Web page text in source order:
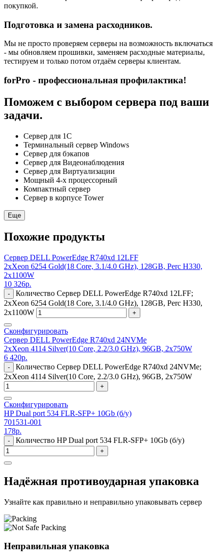
покупкой.
Подготовка и замена расходников.
Мы не просто проверяем серверы на возможность включаться
- мы обновляем прошивки, заменяем расходные материалы,
тестируем и только потом отдаём серверы клиентам.
forPro - профессиональная профилактика!
Поможем с выбором сервера под ваши
задачи.
Сервер для 1С
Терминальный сервер Windows
Сервер для бэкапов
Сервер для Видеонаблюдения
Сервер для Виртуализации
Мощный 4-х процессорный
Компактный сервер
Сервер в корпусе Tower
Еще
Похожие продукты
Сервер DELL PowerEdge R740xd 12LFF
2xXeon 6254 Gold(18 Core, 3.1/4.0 GHz), 128GB, Perc H330,
2x1100W
10 326р.
-
Количество Сервер DELL PowerEdge R740xd 12LFF;
2xXeon 6254 Gold(18 Core, 3.1/4.0 GHz), 128GB, Perc H330,
2x1100W
+
Сконфигурировать
Сервер DELL PowerEdge R740xd 24NVMe
2xXeon 4114 Silver(10 Core, 2.2/3.0 GHz), 96GB, 2x750W
6 420р.
-
Количество Сервер DELL PowerEdge R740xd 24NVMe;
2xXeon 4114 Silver(10 Core, 2.2/3.0 GHz), 96GB, 2x750W
+
Сконфигурировать
HP Dual port 534 FLR-SFP+ 10Gb (б/у)
701531-001
178р.
- Количество HP Dual port 534 FLR-SFP+ 10Gb (б/у)
+
Надёжная противоударная упаковка
Узнайте как правильно и неправильно упаковывать сервер
Неправильная упаковка